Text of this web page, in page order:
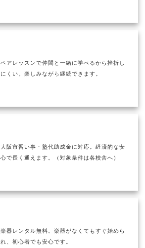
ペアレッスンで仲間と一緒に学べるから挫折し
にくい。楽しみながら継続できます。
大阪市習い事・塾代助成金に対応。経済的な安
心で長く通えます。（対象条件は各校舎へ）
楽器レンタル無料。楽器がなくてもすぐ始めら
れ、初心者でも安心です。